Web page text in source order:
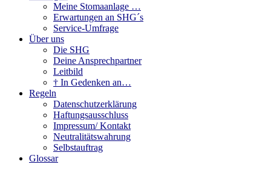
Meine Stomaanlage …
Erwartungen an SHG´s
Service-Umfrage
Über uns
Die SHG
Deine Ansprechpartner
Leitbild
† In Gedenken an…
Regeln
Datenschutzerklärung
Haftungsausschluss
Impressum/ Kontakt
Neutralitätswahrung
Selbstauftrag
Glossar